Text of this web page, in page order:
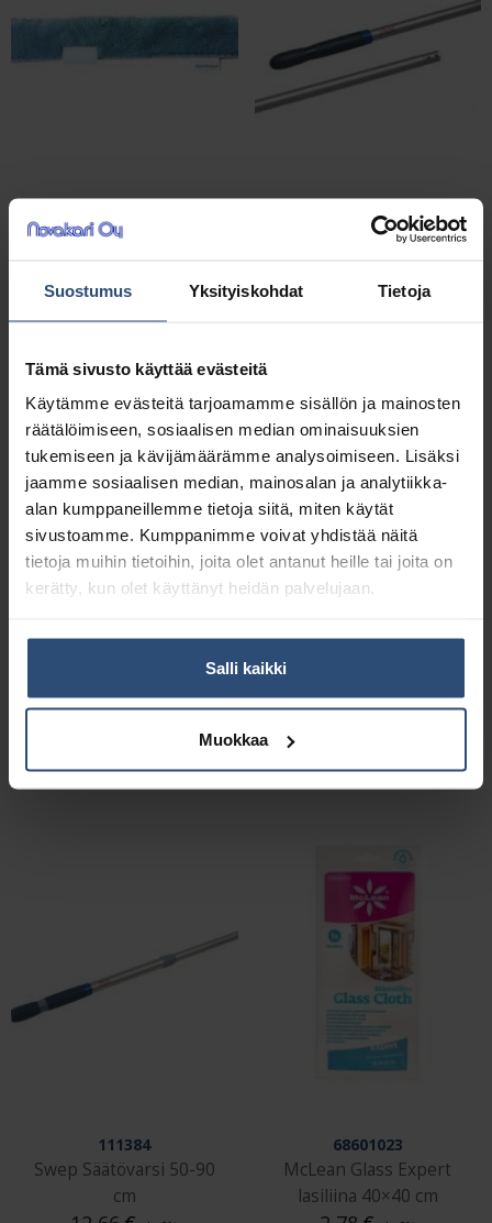
Suostumus Yksityiskohdat Tietoja
Tämä sivusto käyttää evästeitä
Käytämme evästeitä tarjoamamme sisällön ja mainosten
räätälöimiseen, sosiaalisen median ominaisuuksien
tukemiseen ja kävijämäärämme analysoimiseen. Lisäksi
jaamme sosiaalisen median, mainosalan ja analytiikka-
alan kumppaneillemme tietoja siitä, miten käytät
sivustoamme. Kumppanimme voivat yhdistää näitä
tietoja muihin tietoihin, joita olet antanut heille tai joita on
kerätty, kun olet käyttänyt heidän palvelujaan.
Salli kaikki
Muokkaa
7225048
8,12€
111529
Swep alumiinivarsi
Swep Säätövarsi 100-
17,12€ alv 0%
Swep r-Ergo Säätövarsi
31,49€ alv 0%
111384
Swep Säätövarsi 50-90
cm
68601023
McLean Glass Expert
lasiliina 40×40 cm